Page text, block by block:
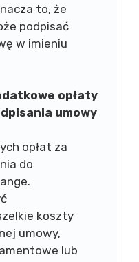
to, że
podpisać
w imieniu
opłaty
umowy
opłat za
do
koszty
umowy,
lub